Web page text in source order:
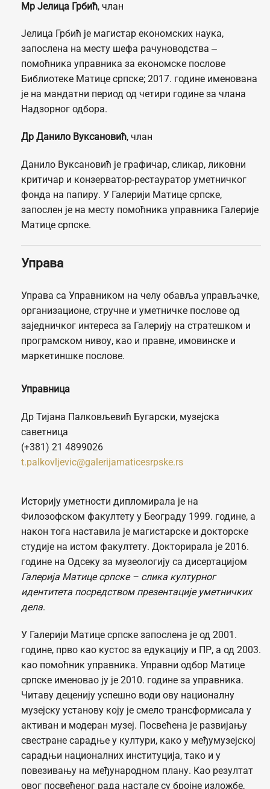
Мр Јелица Грбић, члан
Јелица Грбић је магистар економских наука,
запослена на месту шефа рачуноводства ‒
помоћника управника за економске послове
Библиотеке Матице српске; 2017. године именована
је на мандатни период од четири године за члана
Надзорног одбора.
Др Данило Вуксановић, члан
Данило Вуксановић је графичар, сликар, ликовни
критичар и конзерватор-рестауратор уметничког
фонда на папиру. У Галерији Матице српске,
запослен је на месту помоћника управника Галерије
Матице српске.
Управа
Управа са Управником на челу обавља управљачке,
организационе, стручне и уметничке послове од
заједничког интереса за Галерију на стратешком и
програмском нивоу, као и правне, имовинске и
маркетиншке послове.
Управница
Др Тијана Палковљевић Бугарски, музејска
саветница
(+381) 21 4899026
t.palkovljevic@galerijamaticesrpske.rs
Историју уметности дипломирала је на
Филозофском факултету у Београду 1999. године, а
након тога наставила је магистарске и докторске
студије на истом факултету. Докторирала је 2016.
године на Одсеку за музеологију са дисертацијом
Галерија Матице српске – слика културног
идентитета посредством презентације уметничких
дела.
У Галерији Матице српске запослена је од 2001.
године, прво као кустос за едукацију и ПР, а од 2003.
као помоћник управника. Управни одбор Матице
српске именовао ју је 2010. године за управника.
Читаву деценију успешно води ову националну
музејску установу коју је смело трансформисала у
активан и модеран музеј. Посвећена је развијању
свестране сарадње у култури, како у међумузејској
сарадњи националних институција, тако и у
повезивању на међународном плану. Као резултат
овог посвећеног рада настале су бројне изложбе,